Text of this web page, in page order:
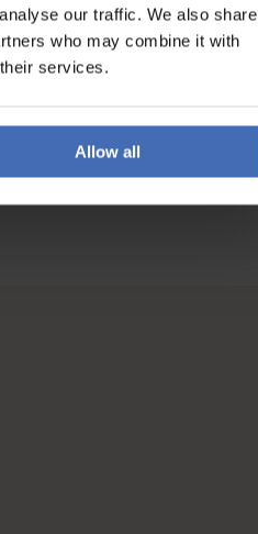
our traffic. We also share
who may combine it with
services.
Allow all